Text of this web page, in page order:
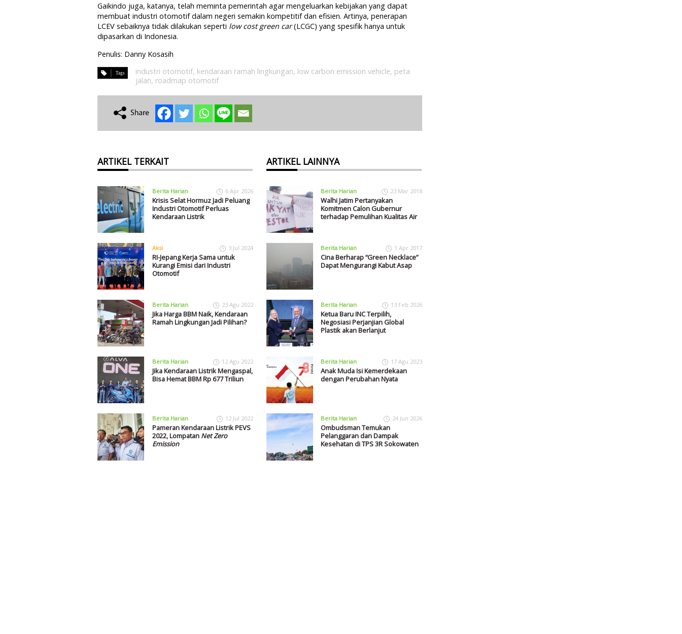
Gaikindo juga, katanya, telah meminta pemerintah agar mengeluarkan kebijakan yang dapat
membuat industri otomotif dalam negeri semakin kompetitif dan efisien. Artinya, penerapan
LCEV sebaiknya tidak dilakukan seperti low cost green car(LCGC) yang spesifik hanya untuk
dipasarkan di Indonesia.
Penulis: Danny Kosasih
industri otomotif, kendaraan ramah lingkungan, low carbon emission vehicle, peta
jalan, roadmap otomotif
ARTIKEL TERKAIT
Berita Harian 6 Apr 2026
Krisis Selat Hormuz Jadi Peluang
Industri Otomotif Perluas
Kendaraan Listrik
Aksi 3 Jul 2024
RI-Jepang Kerja Sama untuk
Kurangi Emisi dari Industri
Otomotif
Berita Harian 23 Agu 2022
Jika Harga BBM Naik, Kendaraan
Ramah Lingkungan Jadi Pilihan?
Berita Harian 12 Agu 2022
Jika Kendaraan Listrik Mengaspal,
Bisa Hemat BBM Rp 677 Triliun
Berita Harian 12 Jul 2022
Pameran Kendaraan Listrik PEVS
2022, Lompatan Net Zero
Emission
ARTIKEL LAINNYA
Berita Harian 23 Mar 2018
Walhi Jatim Pertanyakan
Komitmen Calon Gubernur
terhadap Pemulihan Kualitas Air
Berita Harian 1 Apr 2017
Cina Berharap “Green Necklace”
Dapat Mengurangi Kabut Asap
Berita Harian 13 Feb 2026
Ketua Baru INC Terpilih,
Negosiasi Perjanjian Global
Plastik akan Berlanjut
Berita Harian 17 Agu 2023
Anak Muda Isi Kemerdekaan
dengan Perubahan Nyata
Berita Harian 24 Jun 2026
Ombudsman Temukan
Pelanggaran dan Dampak
Kesehatan di TPS 3R Sokowaten